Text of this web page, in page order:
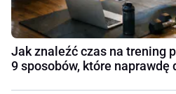
Jak znaleźć czas na trening
9 sposobów, które naprawdę